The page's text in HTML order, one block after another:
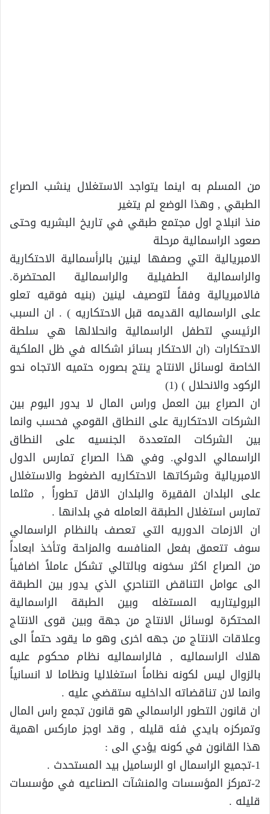
من المسلم به اينما يتواجد الاستغلال ينشب الصراع
الطبقي , وهذا الوضع لم يتغير
منذ انبلاج اول مجتمع طبقي في تاريخ البشريه وحتى
صعود الراسمالية مرحلة
الامبريالية التي وصفها لينين بالرأسمالية الاحتكارية
والراسمالية الطفيلية والراسمالية المحتضرة.
فالامبريالية وفقاً لتوصيف لينين (بنيه فوقيه تعلو
على الراسماليه القديمه قبل الاحتكاريه ) . ان السبب
الرئيسي لتطفل الراسمالية وانحلالها هي سلطة
الاحتكارات (ان الاحتكار بسائر اشكاله في ظل الملكية
الخاصة لوسائل الانتاج ينتج بصوره حتميه الاتجاه نحو
الركود والانحلال ) (1)
ان الصراع بين العمل وراس المال لا يدور اليوم بين
الشركات الاحتكارية على النطاق القومي فحسب وانما
بين الشركات المتعددة الجنسيه على النطاق
الراسمالي الدولي. وفي هذا الصراع تمارس الدول
الامبريالية وشركاتها الاحتكاريه الضغوط والاستغلال
على البلدان الفقيرة والبلدان الاقل تطوراً , مثلما
تمارس استغلال الطبقة العامله في بلدانها .
ان الازمات الدوريه التي تعصف بالنظام الراسمالي
سوف تتعمق بفعل المنافسه والمزاحة وتأخذ ابعاداً
من الصراع اكثر سخونه وبالتالي تشكل عاملاً اضافياً
الى عوامل التناقض التناحري الذي يدور بين الطبقة
البروليتاريه المستغله وبين الطبقة الراسمالية
المحتكرة لوسائل الانتاج من جهة وبين قوى الانتاج
وعلاقات الانتاج من جهه اخرى وهو ما يقود حتماً الى
هلاك الراسماليه , فالراسماليه نظام محكوم عليه
بالزوال ليس لكونه نظاماً استغلاليا ونظاما لا انسانياً
وانما لان تناقضاته الداخليه ستقضي عليه .
ان قانون التطور الراسمالي هو قانون تجمع راس المال
وتمركزه بايدي فئه قليله , وقد اوجز ماركس اهمية
هذا القانون في كونه يؤدي الى :
1-تجميع الراسمال او الرساميل بيد المستحدث .
2-تمركز المؤسسات والمنشآت الصناعيه في مؤسسات
قليله .